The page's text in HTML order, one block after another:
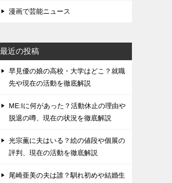
漫画で芸能ニュース
最近の投稿
早見優の娘の高校・大学はどこ？就職
先や現在の活動を徹底解説
ME:Iに何があった？活動休止の理由や
脱退の噂、現在の状況を徹底解説
光宗薫に夫はいる？絵の値段や個展の
評判、現在の活動を徹底解説
尾崎亜美の夫は誰？馴れ初めや結婚生